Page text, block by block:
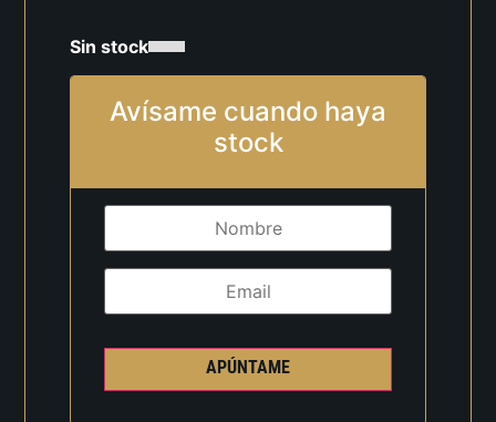
Sin stock
Avísame cuando haya
stock
APÚNTAME